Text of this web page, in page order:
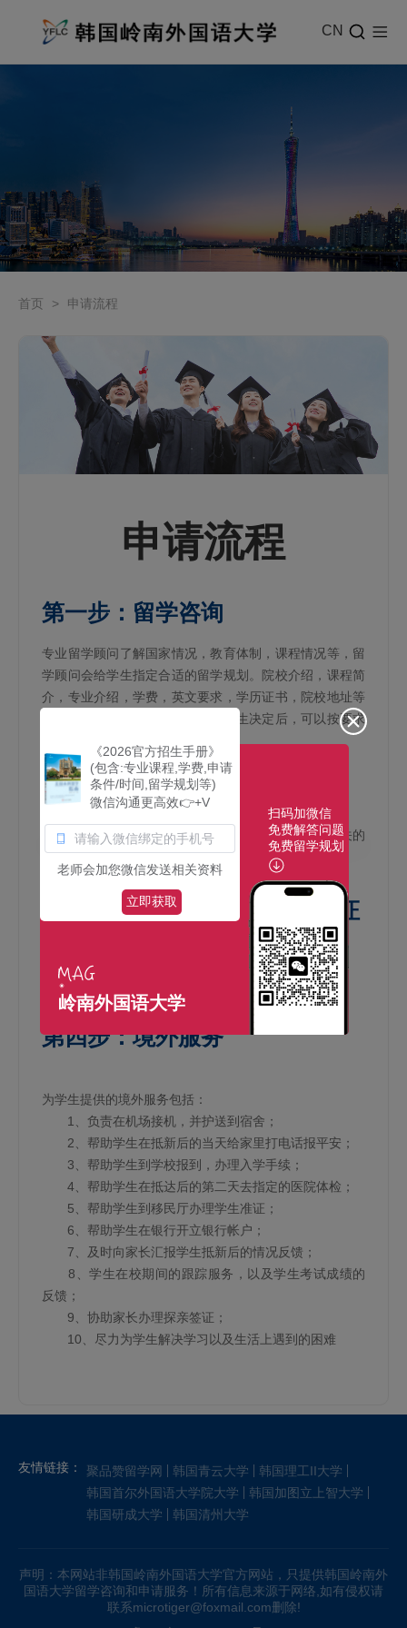
CN
首页 > 申请流程
申请流程
第一步：留学咨询
专业留学顾问了解国家情况，教育体制，课程情况等，留
学顾问会给学生指定合适的留学规划。院校介绍，课程简
介，专业介绍，学费，英文要求，学历证书，院校地址等
信息都会给学生予以解释说明。学生决定后，可以按要求
第二步：入学申请
留学顾问会给学生提供申请表格以及指导学生办理相关的
申请材料，然后向学院提交评估与申请。
第三步：取得录取通知书，签证
入学申请批准后，通知书给到学生。
第四步：境外服务
为学生提供的境外服务包括：
1、负责在机场接机，并护送到宿舍；
2、帮助学生在抵新后的当天给家里打电话报平安；
3、帮助学生到学校报到，办理入学手续；
4、帮助学生在抵达后的第二天去指定的医院体检；
5、帮助学生到移民厅办理学生准证；
6、帮助学生在银行开立银行帐户；
7、及时向家长汇报学生抵新后的情况反馈；
8、学生在校期间的跟踪服务，以及学生考试成绩的
反馈；
9、协助家长办理探亲签证；
10、尽力为学生解决学习以及生活上遇到的困难
友情链接： 聚品赞留学网 韩国青云大学
韩国理工II大学
韩国首尔外国语大学院大学
韩国加图立上智大学
韩国研成大学
韩国清州大学
声明：本网站非韩国岭南外国语大学官方网站，只提供韩国岭南外
国语大学留学咨询和申请服务！所有信息来源于网络,如有侵权请
联系microtiger@foxmail.com删除!
《2026官方招生手册》
(包含:专业课程,学费,申请
条件/时间,留学规划等)
微信沟通更高效👉+V
老师会加您微信发送相关资料
立即获取
岭南外国语大学
扫码加微信
免费解答问题
免费留学规划